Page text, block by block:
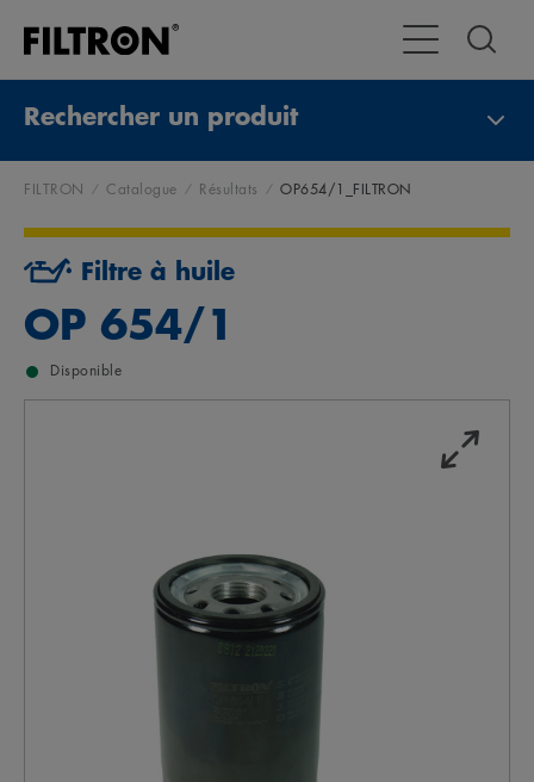
Toggle
Rechercher un produit
FILTRON Catalogue Résultats OP654/1_FILTRON
Filtre à huile
OP 654/1
Disponible